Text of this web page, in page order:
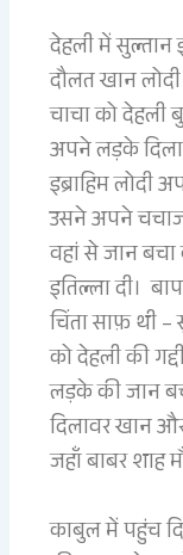
देहली में सुल्तान
दौलत खान
चाचा को देहली
अपने लड़के
इब्राहिम
उसने अपने
वहां से जान
इतिल्ला दी।
चिंता साफ़ थी
को देहली की
लड़के की जान
दिलावर खान
जहाँ बाबर शाह
काबुल में पहुंच